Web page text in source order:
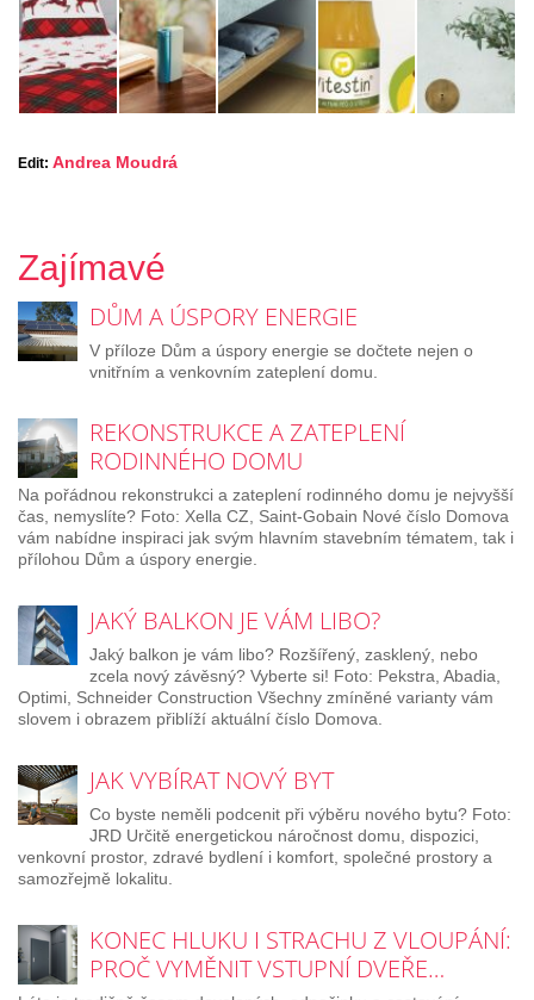
Edit: Andrea Moudrá
Zajímavé
DŮM A ÚSPORY ENERGIE
V příloze Dům a úspory energie se dočtete nejen o
vnitřním a venkovním zateplení domu.
REKONSTRUKCE A ZATEPLENÍ
RODINNÉHO DOMU
Na pořádnou rekonstrukci a zateplení rodinného domu je nejvyšší
čas, nemyslíte? Foto: Xella CZ, Saint-Gobain Nové číslo Domova
vám nabídne inspiraci jak svým hlavním stavebním tématem, tak i
přílohou Dům a úspory energie.
JAKÝ BALKON JE VÁM LIBO?
Jaký balkon je vám libo? Rozšířený, zasklený, nebo
zcela nový závěsný? Vyberte si! Foto: Pekstra, Abadia,
Optimi, Schneider Construction Všechny zmíněné varianty vám
slovem i obrazem přiblíží aktuální číslo Domova.
JAK VYBÍRAT NOVÝ BYT
Co byste neměli podcenit při výběru nového bytu? Foto:
JRD Určitě energetickou náročnost domu, dispozici,
venkovní prostor, zdravé bydlení i komfort, společné prostory a
samozřejmě lokalitu.
KONEC HLUKU I STRACHU Z VLOUPÁNÍ:
PROČ VYMĚNIT VSTUPNÍ DVEŘE…